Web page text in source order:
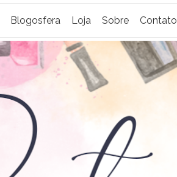
Blogosfera Loja Sobre Contato